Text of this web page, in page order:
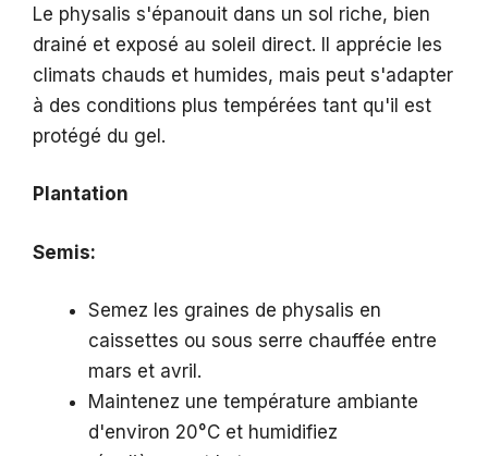
Le physalis s'épanouit dans un sol riche, bien
drainé et exposé au soleil direct. Il apprécie les
climats chauds et humides, mais peut s'adapter
à des conditions plus tempérées tant qu'il est
protégé du gel.
Plantation
Semis:
Semez les graines de physalis en
caissettes ou sous serre chauffée entre
mars et avril.
Maintenez une température ambiante
d'environ 20°C et humidifiez